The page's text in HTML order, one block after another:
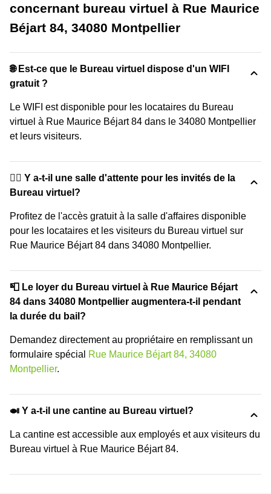
concernant bureau virtuel à Rue Maurice
Béjart 84, 34080 Montpellier
🌐 Est-ce que le Bureau virtuel dispose d'un WIFI
gratuit ?
Le WIFI est disponible pour les locataires du Bureau
virtuel à Rue Maurice Béjart 84 dans le 34080 Montpellier
et leurs visiteurs.
🙋‍♀️ Y a-t-il une salle d'attente pour les invités de la
Bureau virtuel?
Profitez de l'accès gratuit à la salle d'affaires disponible
pour les locataires et les visiteurs du Bureau virtuel sur
Rue Maurice Béjart 84 dans 34080 Montpellier.
📮 Le loyer du Bureau virtuel à Rue Maurice Béjart
84 dans 34080 Montpellier augmentera-t-il pendant
la durée du bail?
Demandez directement au propriétaire en remplissant un
formulaire spécial
Rue Maurice Béjart 84, 34080
Montpellier.
🍛 Y a-t-il une cantine au Bureau virtuel?
La cantine est accessible aux employés et aux visiteurs du
Bureau virtuel à Rue Maurice Béjart 84.